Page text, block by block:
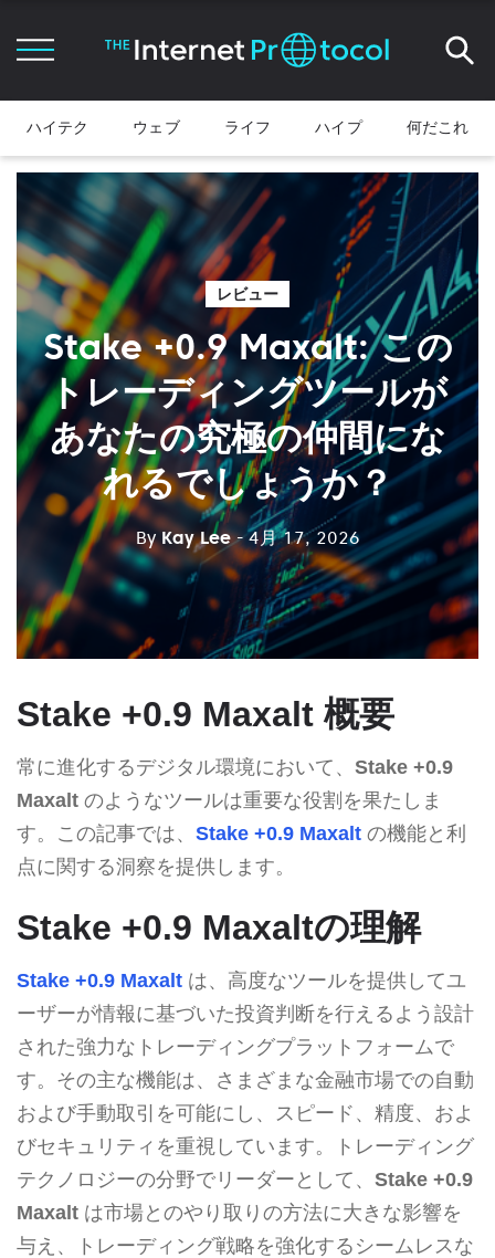
ハイテク ウェブ ライフ ハイプ 何だこれ
レビュー
Stake +0.9 Maxalt: この
トレーディングツールが
あなたの究極の仲間にな
れるでしょうか？
ByKay Lee - 4月 17, 2026
Stake +0.9 Maxalt 概要
常に進化するデジタル環境において、 Stake +0.9
Maxalt のようなツールは重要な役割を果たしま
す。この記事では、 Stake +0.9 Maxalt の機能と利
点に関する洞察を提供します。
Stake +0.9 Maxaltの理解
Stake +0.9 Maxalt は、高度なツールを提供してユ
ーザーが情報に基づいた投資判断を行えるよう設計
された強力なトレーディングプラットフォームで
す。その主な機能は、さまざまな金融市場での自動
および手動取引を可能にし、スピード、精度、およ
びセキュリティを重視しています。トレーディング
テクノロジーの分野でリーダーとして、 Stake +0.9
Maxalt は市場とのやり取りの方法に大きな影響を
与え、トレーディング戦略を強化するシームレスな